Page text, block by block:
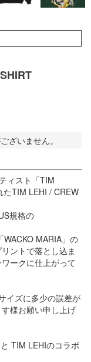
ざいません。
ィスト「TIM
たTIM LEHI / CREW
規格の
MARIA」の
ントで落とし込ま
ークに仕上がって
イズに多少の誤差が
様お願い申し上げ
と TIM LEHIのコラボ